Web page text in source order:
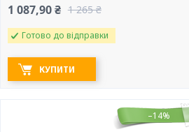
1 087,90 ₴ 1 265 ₴
Готово до відправки
КУПИТИ
–14%